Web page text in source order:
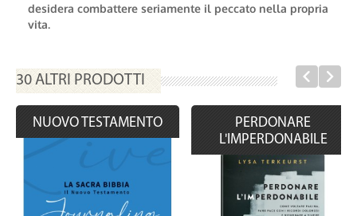
desidera combattere seriamente il peccato nella propria
vita.
30 ALTRI PRODOTTI
NUOVO TESTAMENTO
PERDONARE
L'IMPERDONABILE